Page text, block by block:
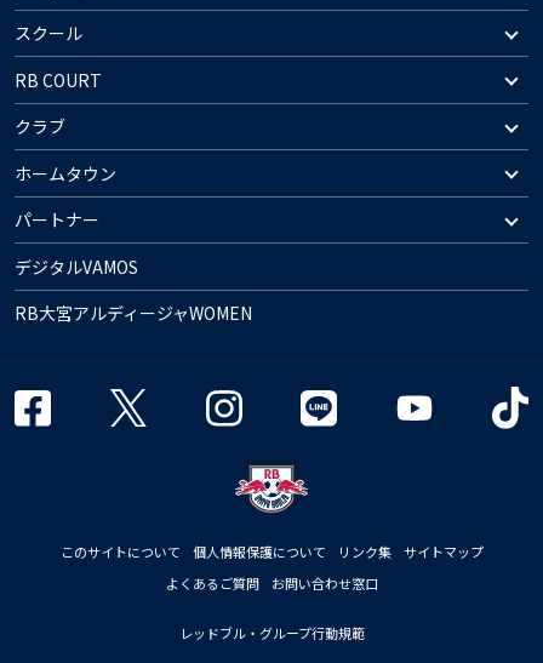
スクール
RB COURT
クラブ
ホームタウン
パートナー
デジタルVAMOS
RB大宮アルディージャWOMEN
このサイトについて 個人情報保護について リンク集
サイトマップ
よくあるご質問
お問い合わせ窓口
レッドブル・グループ行動規範